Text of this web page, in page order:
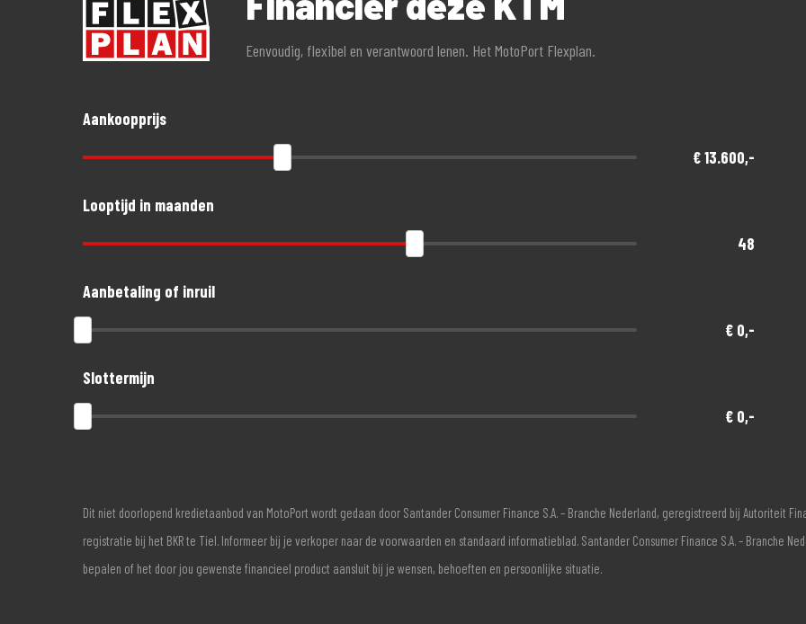
- Hoge instapkorting
- Tot 80%no-claimkorting
- Accessoires tot 1.500,- euro gratis meeverzekerd
- Schade aan helm en kleding tot 1.500,- euro per opzittende gratis meeverzekerd
Eenvoudig, flexibel en verantwoord lenen. Het MotoPort Flexplan.
Aankoopprijs
€ 13.600,-
Looptijd in maanden
48
Aanbetaling of inruil
€ 0,-
Slottermijn
€ 0,-
Dit niet doorlopend kredietaanbod van MotoPort wordt gedaan door Santander Consumer Finance S.A. – Branche Nederland, geregistreerd bij Autoriteit
registratie bij het BKR te Tiel. Informeer bij je verkoper naar de voorwaarden en standaard informatieblad. Santander Consumer Finance S.A. – Branche
bepalen of het door jou gewenste financieel product aansluit bij je wensen, behoeften en persoonlijke situatie.